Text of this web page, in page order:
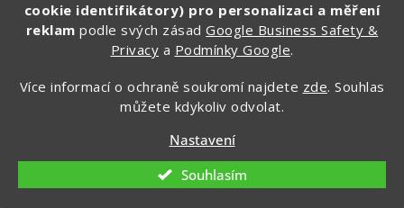
cookie identifikátory) pro personalizaci a měření
reklam podle svých zásadGoogle Business Safety &
Privacy a Podmínky Google.
Více informací o ochraně soukromí najdete zde. Souhlas
můžete kdykoliv odvolat.
Nastavení
Souhlasím
CHCI ZÍSKAT SLEVU 100 KČ »
Ochrana osobních údajů